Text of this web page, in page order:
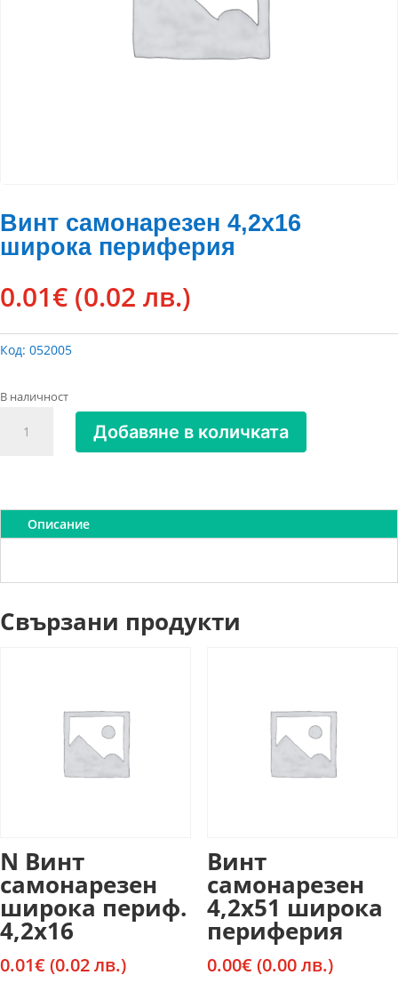
Винт самонарезен 4,2х16
широка периферия
0.01€ (0.02 лв.)
Код: 052005
В наличност
широка
периферия
Добавяне в количката
Описание
Свързани продукти
N Винт
самонарезен
широка периф.
4,2х16
0.01€ (0.02 лв.)
Винт
самонарезен
4,2х51 широка
периферия
0.00€ (0.00 лв.)